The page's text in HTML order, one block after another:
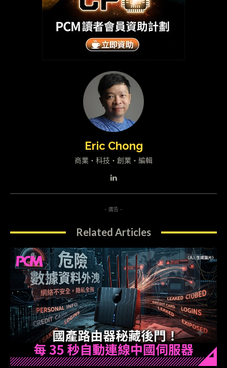
Eric Chong
商業・科技・創業・編輯
- 廣告 -
Related Articles